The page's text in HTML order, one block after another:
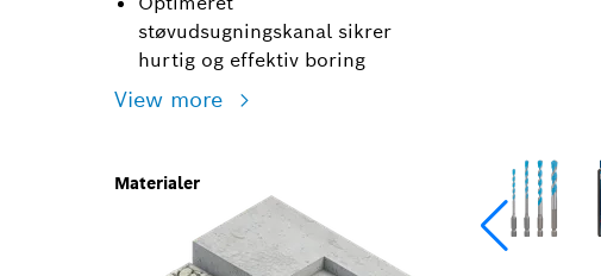
støvudsugningskanal sikrer
hurtig og effektiv boring
View more
Materialer